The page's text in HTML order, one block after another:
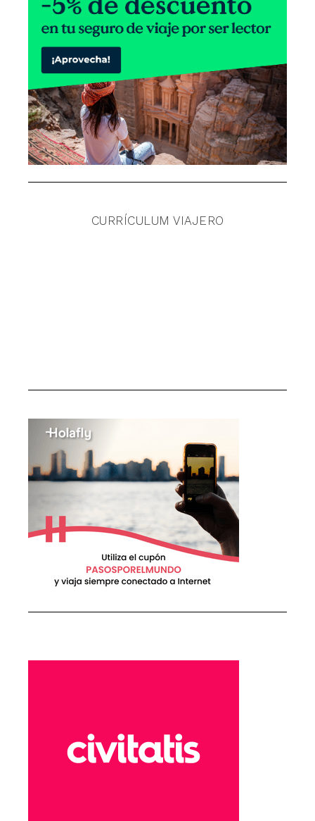
CURRÍCULUM VIAJERO